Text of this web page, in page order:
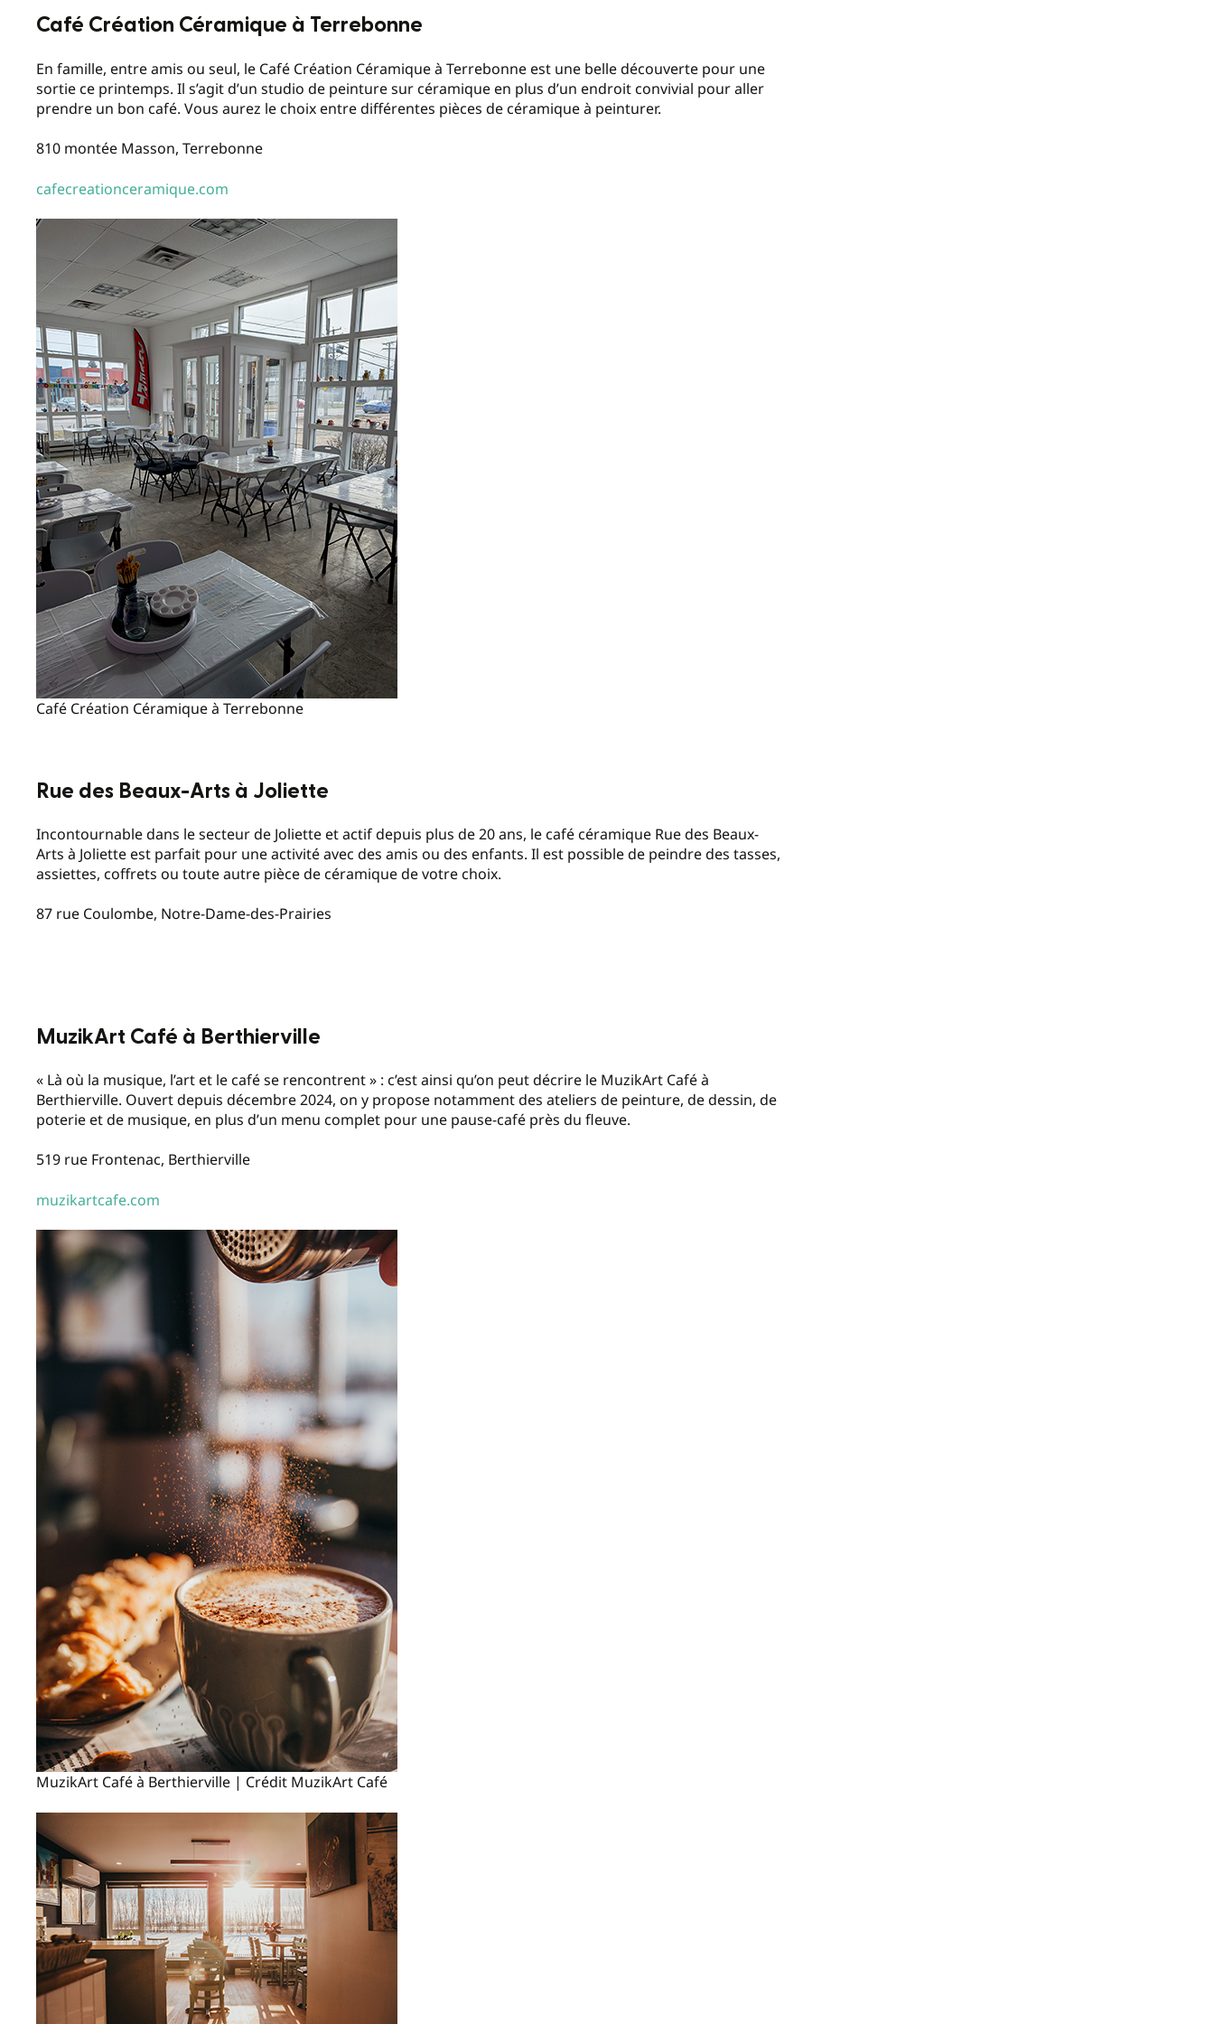
Café Création Céramique à Terrebonne
En famille, entre amis ou seul, le Café Création Céramique à Terrebonne est une belle découverte pour une
sortie ce printemps. Il s’agit d’un studio de peinture sur céramique en plus d’un endroit convivial pour aller
prendre un bon café. Vous aurez le choix entre différentes pièces de céramique à peinturer.
810 montée Masson, Terrebonne
cafecreationceramique.com
Café Création Céramique à Terrebonne
Rue des Beaux-Arts à Joliette
Incontournable dans le secteur de Joliette et actif depuis plus de 20 ans, le café céramique Rue des Beaux-
Arts à Joliette est parfait pour une activité avec des amis ou des enfants. Il est possible de peindre des tasses,
assiettes, coffrets ou toute autre pièce de céramique de votre choix.
87 rue Coulombe, Notre-Dame-des-Prairies
MuzikArt Café à Berthierville
« Là où la musique, l’art et le café se rencontrent » : c’est ainsi qu’on peut décrire le MuzikArt Café à
Berthierville. Ouvert depuis décembre 2024, on y propose notamment des ateliers de peinture, de dessin, de
poterie et de musique, en plus d’un menu complet pour une pause-café près du fleuve.
519 rue Frontenac, Berthierville
muzikartcafe.com
MuzikArt Café à Berthierville | Crédit MuzikArt Café